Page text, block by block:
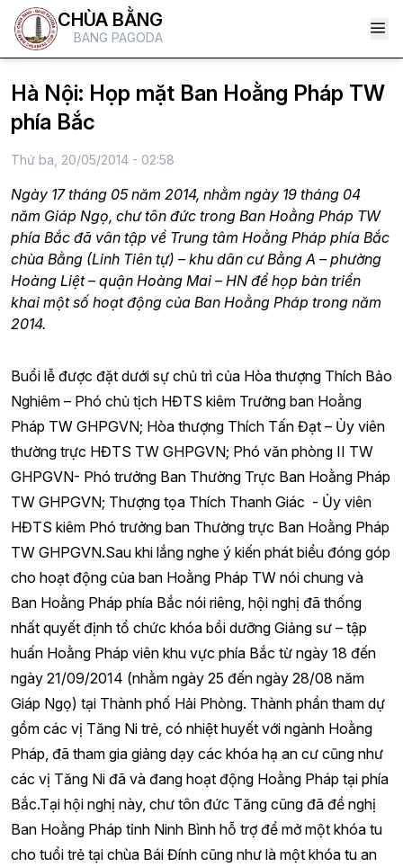
CHÙA BẰNG
BANG PAGODA
Hà Nội: Họp mặt Ban Hoằng Pháp TW
phía Bắc
Thứ ba, 20/05/2014 - 02:58
Ngày 17 tháng 05 năm 2014, nhằm ngày 19 tháng 04
năm Giáp Ngọ, chư tôn đức trong Ban Hoằng Pháp TW
phía Bắc đã vân tập về Trung tâm Hoằng Pháp phía Bắc
chùa Bằng (Linh Tiên tự) – khu dân cư Bằng A – phường
Hoàng Liệt – quận Hoàng Mai – HN để họp bàn triển
khai một số hoạt động của Ban Hoằng Pháp trong năm
2014.
Buổi lễ được đặt dưới sự chủ trì của Hòa thượng Thích Bảo
Nghiêm – Phó chủ tịch HĐTS kiêm Trưởng ban Hoằng
Pháp TW GHPGVN; Hòa thượng Thích Tấn Đạt – Ủy viên
thường trực HĐTS TW GHPGVN; Phó văn phòng II TW
GHPGVN- Phó trưởng Ban Thường Trực Ban Hoằng Pháp
TW GHPGVN; Thượng tọa Thích Thanh Giác - Ủy viên
HĐTS kiêm Phó trưởng ban Thường trực Ban Hoằng Pháp
TW GHPGVN.Sau khi lắng nghe ý kiến phát biểu đóng góp
cho hoạt động của ban Hoằng Pháp TW nói chung và
Ban Hoằng Pháp phía Bắc nói riêng, hội nghị đã thống
nhất quyết định tổ chức khóa bồi dưỡng Giảng sư – tập
huấn Hoằng Pháp viên khu vực phía Bắc từ ngày 18 đến
ngày 21/09/2014 (nhằm ngày 25 đến ngày 28/08 năm
Giáp Ngọ) tại Thành phố Hải Phòng. Thành phần tham dự
gồm các vị Tăng Ni trẻ, có nhiệt huyết với ngành Hoằng
Pháp, đã tham gia giảng dạy các khóa hạ an cư cũng như
các vị Tăng Ni đã và đang hoạt động Hoằng Pháp tại phía
Bắc.Tại hội nghị này, chư tôn đức Tăng cũng đã đề nghị
Ban Hoằng Pháp tỉnh Ninh Bình hỗ trợ để mở một khóa tu
cho tuổi trẻ tại chùa Bái Đính cũng như là một khóa tu an